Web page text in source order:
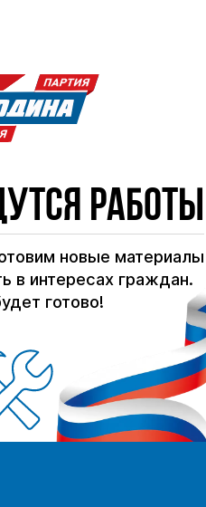
работы
новые материалы
в интересах граждан.
готово!